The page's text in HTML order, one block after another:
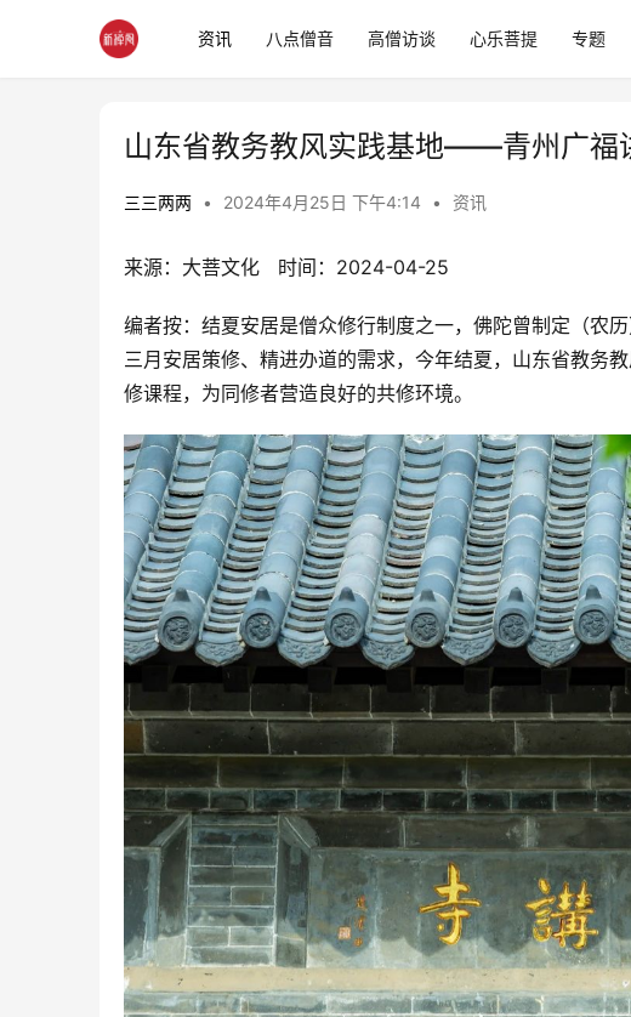
资讯 八点僧音 高僧访谈 心乐菩提 专题
山东省教务教风实践基地——青州广福
三三两两 • 2024年4月25日 下午4:14 • 资讯
来源：大菩文化   时间：2024-04-25
编者按：结夏安居是僧众修行制度之一，佛陀曾制定（农
三月安居策修、精进办道的需求，今年结夏，山东省教
修课程，为同修者营造良好的共修环境。